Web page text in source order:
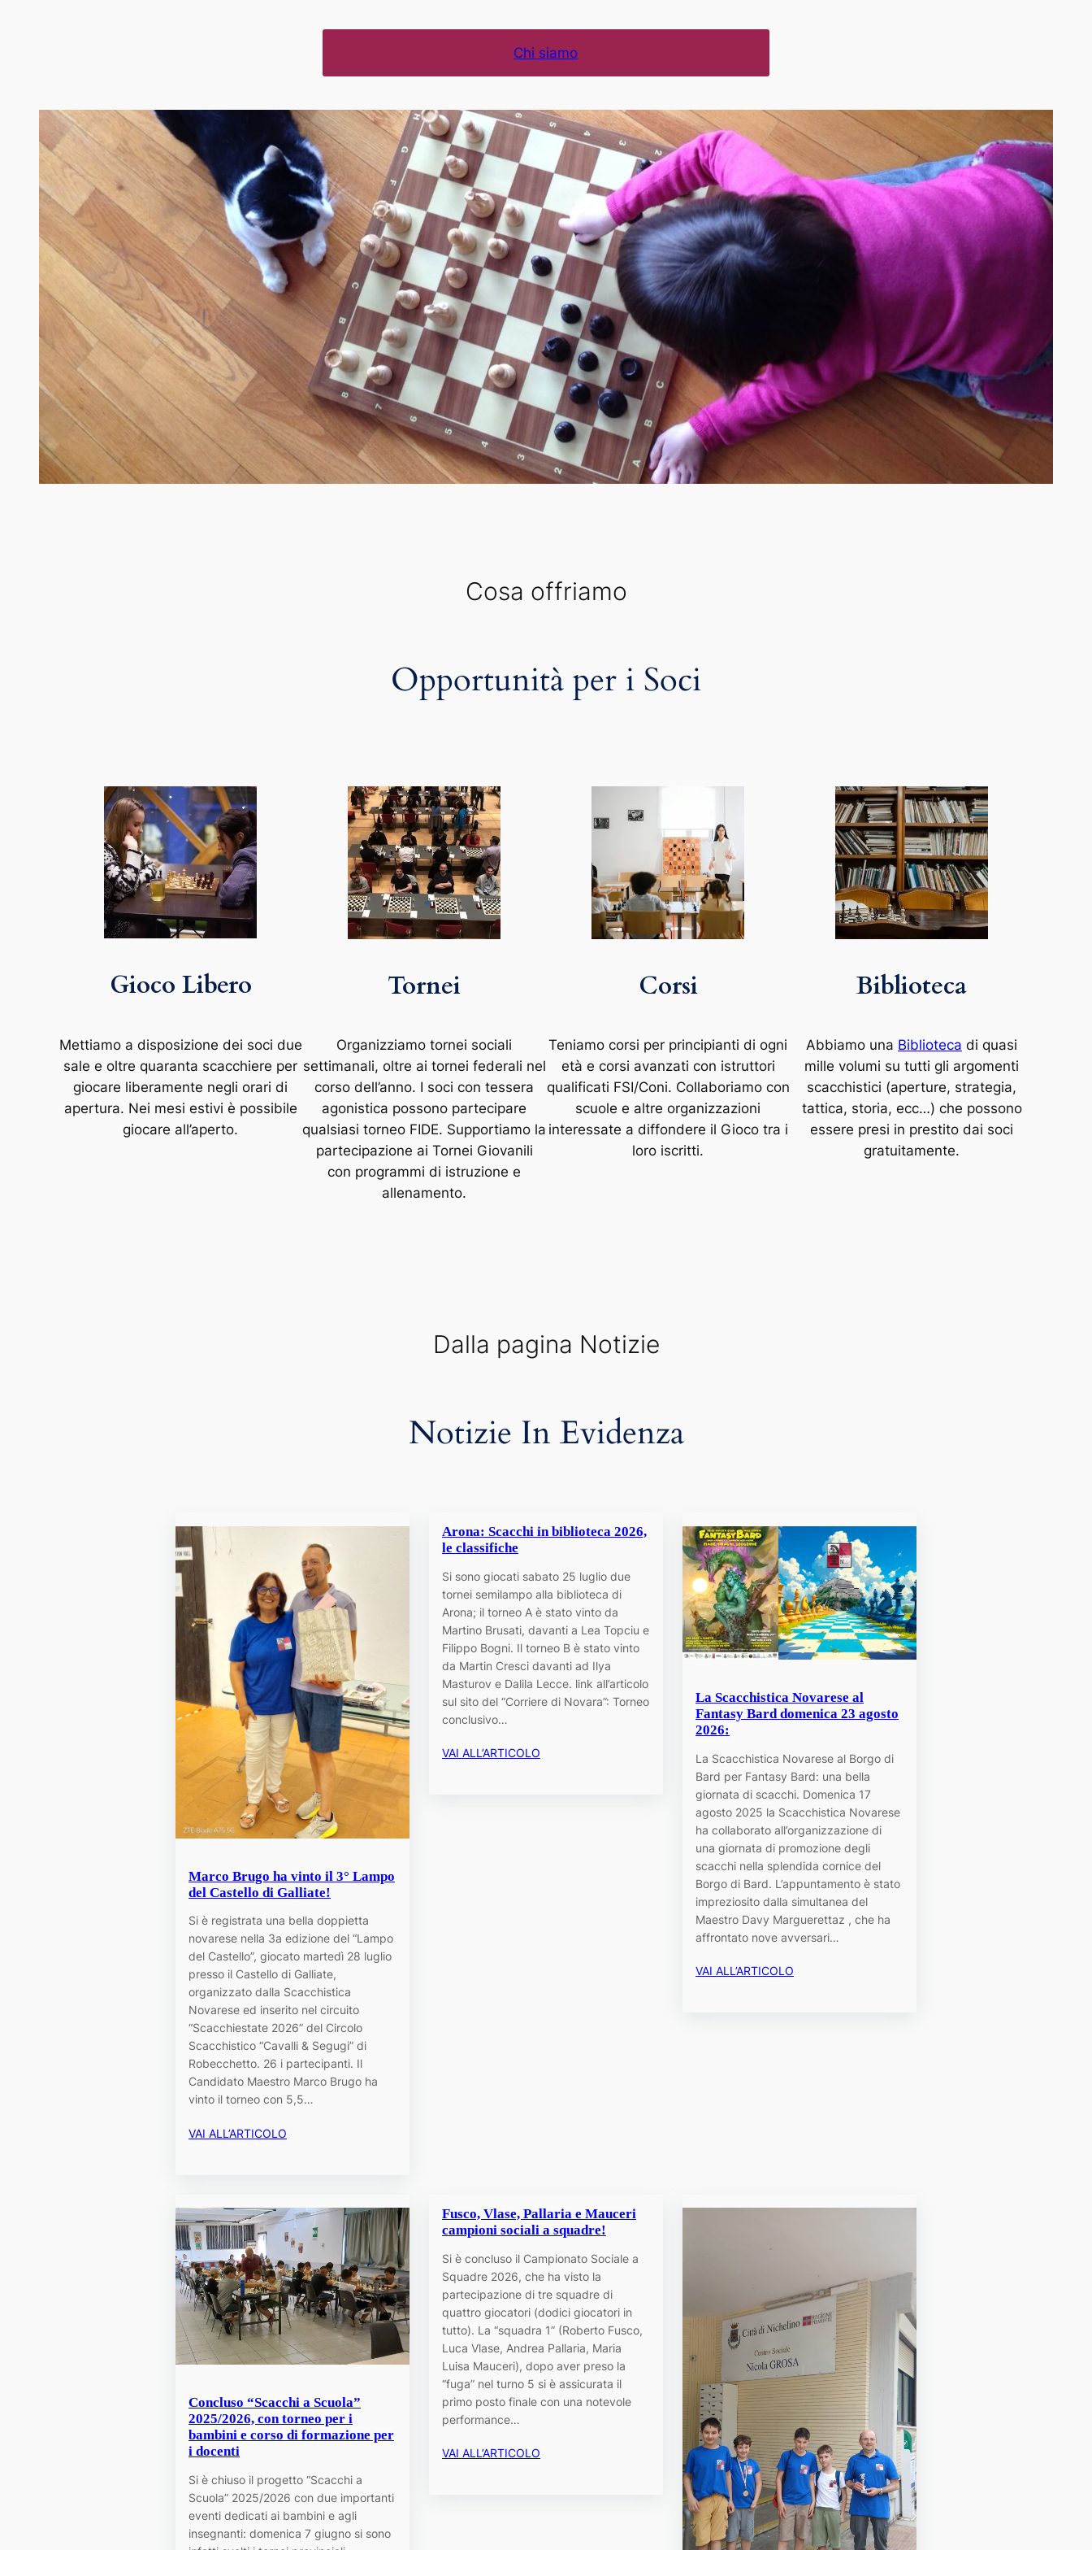
Chi siamo
Cosa offriamo
Opportunità per i Soci
Gioco Libero
Mettiamo a disposizione dei soci due
sale e oltre quaranta scacchiere per
giocare liberamente negli orari di
apertura. Nei mesi estivi è possibile
giocare all’aperto.
Tornei
Organizziamo tornei sociali
settimanali, oltre ai tornei federali nel
corso dell’anno. I soci con tessera
agonistica possono partecipare
qualsiasi torneo FIDE. Supportiamo la
partecipazione ai Tornei Giovanili
con programmi di istruzione e
allenamento.
Corsi
Teniamo corsi per principianti di ogni
età e corsi avanzati con istruttori
qualificati FSI/Coni. Collaboriamo con
scuole e altre organizzazioni
interessate a diffondere il Gioco tra i
loro iscritti.
Biblioteca
Abbiamo una Biblioteca di quasi
mille volumi su tutti gli argomenti
scacchistici (aperture, strategia,
tattica, storia, ecc…) che possono
essere presi in prestito dai soci
gratuitamente.
Dalla pagina Notizie
Notizie In Evidenza
Marco Brugo ha vinto il 3° Lampo
del Castello di Galliate!
Si è registrata una bella doppietta
novarese nella 3a edizione del “Lampo
del Castello”, giocato martedì 28 luglio
presso il Castello di Galliate,
organizzato dalla Scacchistica
Novarese ed inserito nel circuito
“Scacchiestate 2026” del Circolo
Scacchistico “Cavalli & Segugi” di
Robecchetto. 26 i partecipanti. Il
Candidato Maestro Marco Brugo ha
vinto il torneo con 5,5…
VAI ALL’ARTICOLO
Arona: Scacchi in biblioteca 2026,
le classifiche
Si sono giocati sabato 25 luglio due
tornei semilampo alla biblioteca di
Arona; il torneo A è stato vinto da
Martino Brusati, davanti a Lea Topciu e
Filippo Bogni. Il torneo B è stato vinto
da Martin Cresci davanti ad Ilya
Masturov e Dalila Lecce. link all’articolo
sul sito del “Corriere di Novara”: Torneo
conclusivo…
VAI ALL’ARTICOLO
La Scacchistica Novarese al
Fantasy Bard domenica 23 agosto
2026:
La Scacchistica Novarese al Borgo di
Bard per Fantasy Bard: una bella
giornata di scacchi. Domenica 17
agosto 2025 la Scacchistica Novarese
ha collaborato all’organizzazione di
una giornata di promozione degli
scacchi nella splendida cornice del
Borgo di Bard. L’appuntamento è stato
impreziosito dalla simultanea del
Maestro Davy Marguerettaz , che ha
affrontato nove avversari…
VAI ALL’ARTICOLO
Concluso “Scacchi a Scuola”
2025/2026, con torneo per i
bambini e corso di formazione per
i docenti
Si è chiuso il progetto “Scacchi a
Scuola” 2025/2026 con due importanti
eventi dedicati ai bambini e agli
insegnanti: domenica 7 giugno si sono
Fusco, Vlase, Pallaria e Mauceri
campioni sociali a squadre!
Si è concluso il Campionato Sociale a
Squadre 2026, che ha visto la
partecipazione di tre squadre di
quattro giocatori (dodici giocatori in
tutto). La “squadra 1” (Roberto Fusco,
Luca Vlase, Andrea Pallaria, Maria
Luisa Mauceri), dopo aver preso la
“fuga” nel turno 5 si è assicurata il
primo posto finale con una notevole
performance…
VAI ALL’ARTICOLO